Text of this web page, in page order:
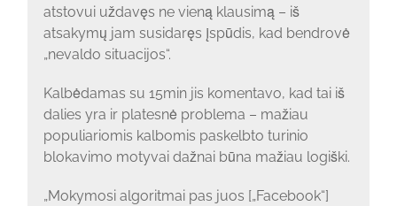
atstovui uždavęs ne vieną klausimą – iš
atsakymų jam susidaręs įspūdis, kad bendrovė
„nevaldo situacijos“.
Kalbėdamas su 15min jis komentavo, kad tai iš
dalies yra ir platesnė problema – mažiau
populiariomis kalbomis paskelbto turinio
blokavimo motyvai dažnai būna mažiau logiški.
„Mokymosi algoritmai pas juos [„Facebook“]